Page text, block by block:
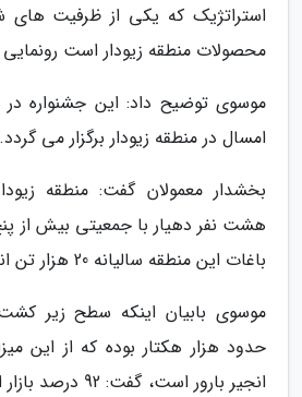
استراتژیک که یکی از ظرفیت های
محصولات منطقه زیودار است
موسوی توضیح داد: این جشنواره در
امسال در منطقه زیودار برگزار می گردد.
هشت نفر دهیار با جمعیتی بیش از
باغات این منطقه سالیانه 20 هزار تن انجیر فراوری می گردد.
موسوی بابیان اینکه سطح زیر کشت
انجیر بارور است،